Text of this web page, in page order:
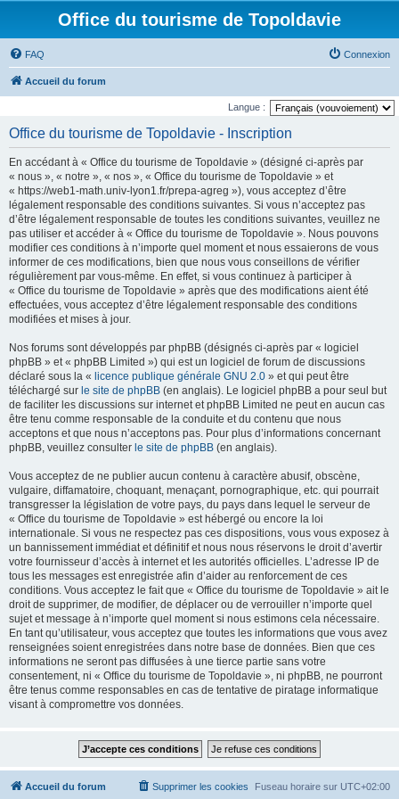
Office du tourisme de Topoldavie
FAQ Connexion
Accueil du forum
Langue :
Office du tourisme de Topoldavie - Inscription
En accédant à « Office du tourisme de Topoldavie » (désigné ci-après par
« nous », « notre », « nos », « Office du tourisme de Topoldavie » et
« https://web1-math.univ-lyon1.fr/prepa-agreg »), vous acceptez d’être
légalement responsable des conditions suivantes. Si vous n’acceptez pas
d’être légalement responsable de toutes les conditions suivantes, veuillez ne
pas utiliser et accéder à « Office du tourisme de Topoldavie ». Nous pouvons
modifier ces conditions à n’importe quel moment et nous essaierons de vous
informer de ces modifications, bien que nous vous conseillons de vérifier
régulièrement par vous-même. En effet, si vous continuez à participer à
« Office du tourisme de Topoldavie » après que des modifications aient été
effectuées, vous acceptez d’être légalement responsable des conditions
modifiées et mises à jour.
Nos forums sont développés par phpBB (désignés ci-après par « logiciel
phpBB » et « phpBB Limited ») qui est un logiciel de forum de discussions
déclaré sous la « licence publique générale GNU 2.0 » et qui peut être
téléchargé sur le site de phpBB (en anglais). Le logiciel phpBB a pour seul but
de faciliter les discussions sur internet et phpBB Limited ne peut en aucun cas
être tenu comme responsable de la conduite et du contenu que nous
acceptons et que nous n’acceptons pas. Pour plus d’informations concernant
phpBB, veuillez consulter le site de phpBB (en anglais).
Vous acceptez de ne publier aucun contenu à caractère abusif, obscène,
vulgaire, diffamatoire, choquant, menaçant, pornographique, etc. qui pourrait
transgresser la législation de votre pays, du pays dans lequel le serveur de
« Office du tourisme de Topoldavie » est hébergé ou encore la loi
internationale. Si vous ne respectez pas ces dispositions, vous vous exposez à
un bannissement immédiat et définitif et nous nous réservons le droit d’avertir
votre fournisseur d’accès à internet et les autorités officielles. L’adresse IP de
tous les messages est enregistrée afin d’aider au renforcement de ces
conditions. Vous acceptez le fait que « Office du tourisme de Topoldavie » ait le
droit de supprimer, de modifier, de déplacer ou de verrouiller n’importe quel
sujet et message à n’importe quel moment si nous estimons cela nécessaire.
En tant qu’utilisateur, vous acceptez que toutes les informations que vous avez
renseignées soient enregistrées dans notre base de données. Bien que ces
informations ne seront pas diffusées à une tierce partie sans votre
consentement, ni « Office du tourisme de Topoldavie », ni phpBB, ne pourront
être tenus comme responsables en cas de tentative de piratage informatique
visant à compromettre vos données.
Accueil du forum Fuseau horaire sur UTC+02:00
Supprimer les cookies